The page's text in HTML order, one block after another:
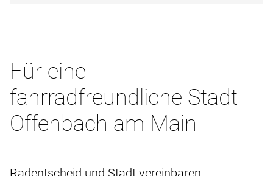
Für eine
fahrradfreundliche Stadt
Offenbach am Main
Radentscheid und Stadt vereinbaren